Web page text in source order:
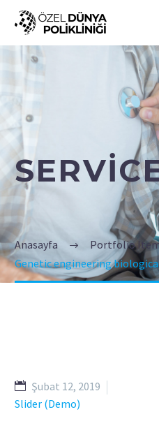
Anasayfa
Portfolio
Genetic engineering
Şubat 12, 2019
Slider (Demo)